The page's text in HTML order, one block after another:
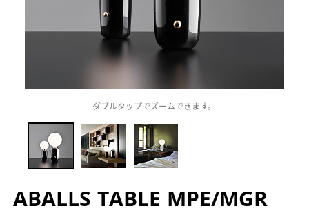
ダブルタップでズームできます。
ABALLS TABLE MPE/MGR